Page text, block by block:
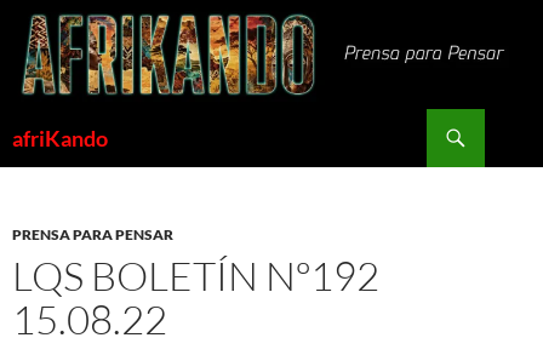
Saltar
contenido
afriKando
PRENSA PARA PENSAR
LQS BOLETÍN Nº192
15.08.22